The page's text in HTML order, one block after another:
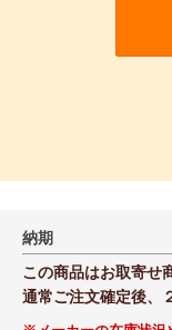
納期
この商品はお取寄せ
通常ご注文確定後、